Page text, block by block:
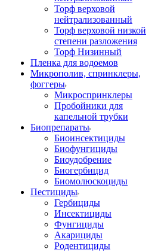
Торф верховой
нейтрализованный
Торф верховой низкой
степени разложения
Торф Низинный
Пленка для водоемов
Микрополив, спринклеры,
фоггеры
Микроспринклеры
Пробойники для
капельной трубки
Биопрепараты
Биоинсектициды
Биофунгициды
Биоудобрение
Биогербицид
Биомолюскоциды
Пестициды
Гербициды
Инсектициды
Фунгициды
Акарициды
Родентициды